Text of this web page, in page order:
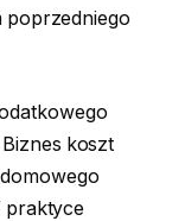
poprzedniego
koszt
praktyce